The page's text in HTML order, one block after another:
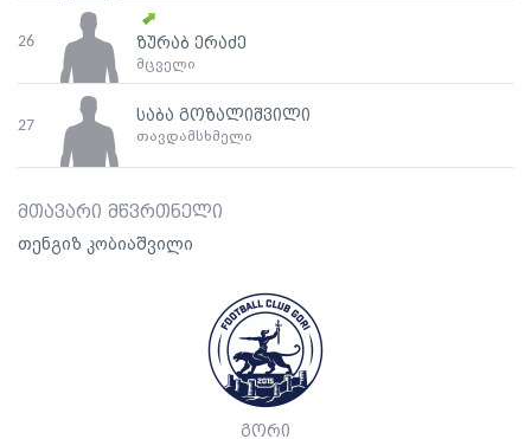
26 ზურაბ ერაძე
მცველი
27
საბა გოზალიშვილი
თავდამსხმელი
მთავარი მწვრთნელი
თენგიზ კობიაშვილი
გორი